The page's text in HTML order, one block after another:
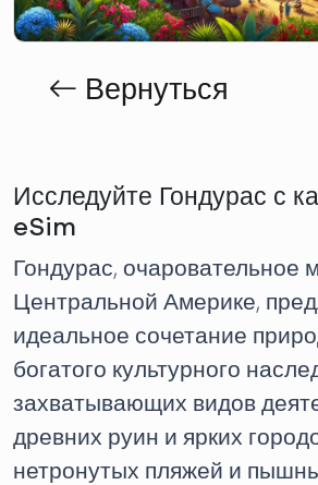
Вернуться
Исследуйте Гондурас с
eSim
Гондурас, очаровательное
Центральной Америке,
идеальное сочетание
богатого культурного
захватывающих видов
древних руин и ярких
нетронутых пляжей и